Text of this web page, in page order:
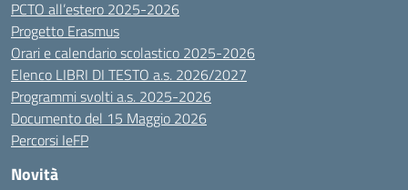
PCTO all’estero 2025-2026
Progetto Erasmus
Orari e calendario scolastico 2025-2026
Elenco LIBRI DI TESTO a.s. 2026/2027
Programmi svolti a.s. 2025-2026
Documento del 15 Maggio 2026
Percorsi IeFP
Novità